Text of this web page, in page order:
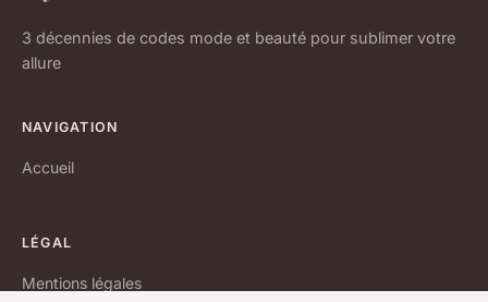
3 décennies de codes mode et beauté pour sublimer votre
allure
NAVIGATION
Accueil
LÉGAL
Mentions légales